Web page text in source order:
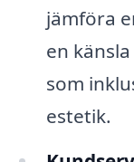
jämföra
en
som
estetik.